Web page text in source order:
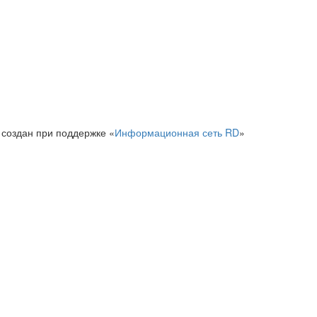
при поддержке «Информационная сеть RD»